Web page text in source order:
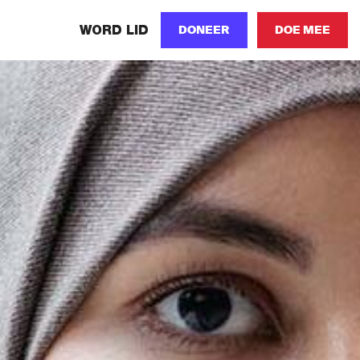
WORD LID DONEER DOE MEE